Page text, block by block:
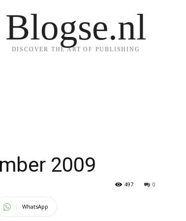
Blogse.nl
DISCOVER THE ART OF PUBLISHING
2009
0
497
WhatsApp